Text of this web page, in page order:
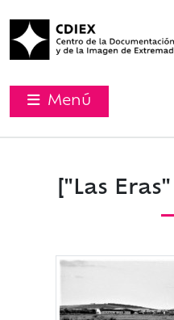
Menú
["Las